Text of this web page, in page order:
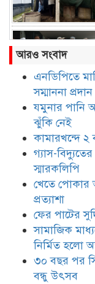
আরও সংবাদ
এনডিপিতে
সম্মাননা প্রদান
যমুনার পানি
ঝুঁকি নেই
কামারখন্দে
গ্যাস-
স্মারকলিপি
খেতে পোকার
প্রত্যাশা
ফের পাটের
সামাজিক
নির্মিত হলো
৩০ বছর পর
বন্ধু উৎসব